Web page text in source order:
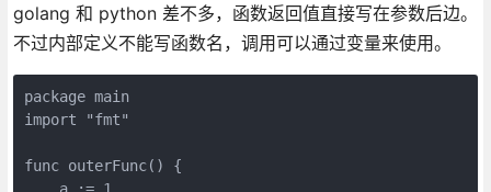
golang 和 python 差不多，函数返回值直接写在参数后边。
不过内部定义不能写函数名，调用可以通过变量来使用。
package main
import "fmt"
func outerFunc() {
    a := 1